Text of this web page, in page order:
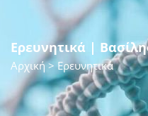
Ερευνητικά |
Αρχική> Ερευνητικά